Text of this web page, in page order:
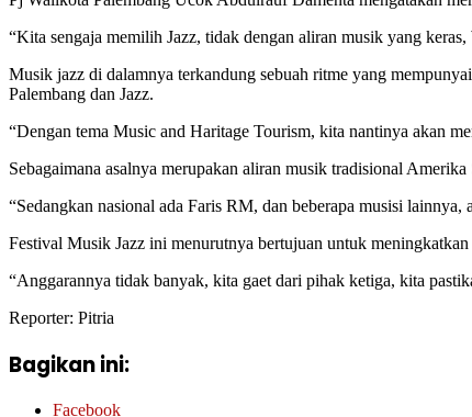
“Kita sengaja memilih Jazz, tidak dengan aliran musik yang
Musik jazz di dalamnya terkandung sebuah ritme yang
Palembang dan Jazz.
“Dengan tema Music and Haritage Tourism, kita nantinya akan
Sebagaimana asalnya merupakan aliran musik tradisional
“Sedangkan nasional ada Faris RM, dan beberapa musisi
Festival Musik Jazz ini menurutnya bertujuan untuk
“Anggarannya tidak banyak, kita gaet dari pihak ketiga, kita
Reporter: Pitria
Bagikan ini:
Facebook